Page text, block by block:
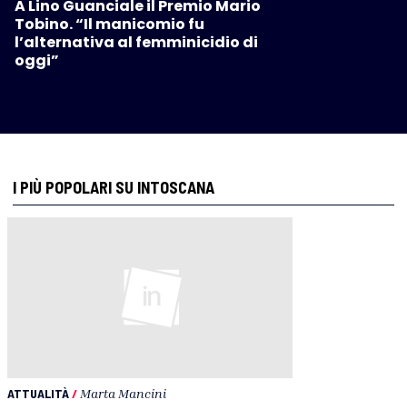
A Lino Guanciale il Premio Mario
Tobino. “Il manicomio fu
l’alternativa al femminicidio di
oggi”
I PIÙ POPOLARI SU INTOSCANA
ATTUALITÀ/ Marta Mancini